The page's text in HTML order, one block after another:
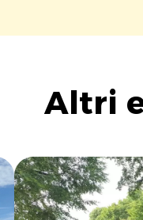
Altri